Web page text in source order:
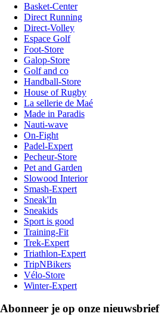
Basket-Center
Direct Running
Direct-Volley
Espace Golf
Foot-Store
Galop-Store
Golf and co
Handball-Store
House of Rugby
La sellerie de Maé
Made in Paradis
Nauti-wave
On-Fight
Padel-Expert
Pecheur-Store
Pet and Garden
Slowood Interior
Smash-Expert
Sneak'In
Sneakids
Sport is good
Training-Fit
Trek-Expert
Triathlon-Expert
TripNBikers
Vélo-Store
Winter-Expert
Abonneer je op onze nieuwsbrief